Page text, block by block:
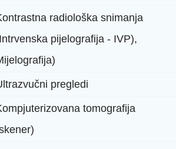
radiološka snimanja
pijelografija - IVP),
pregledi
tomografija